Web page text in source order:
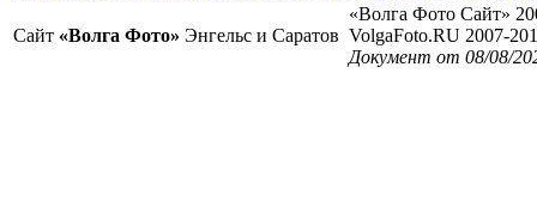
Сайт «Волга Фото» Энгельс и Саратов
«Волга Фото Сайт»
VolgaFoto.RU 2007-
Документ от 08/08/